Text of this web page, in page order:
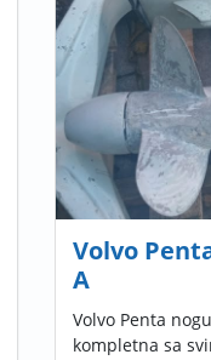
Volvo
A
Volvo Penta
kompletna sa